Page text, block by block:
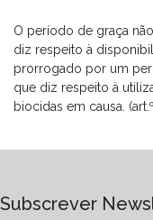
O período de graça
diz respeito à
prorrogado por um
que diz respeito à
biocidas em causa.
Subscrever